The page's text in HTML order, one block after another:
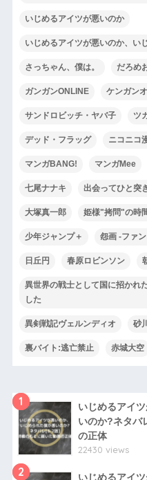
いじめるアイツが悪いのか
いじめるアイツが悪いのか、い
さっちゃん、僕は。 だろめ
ガンガンONLINE ケンガン
サンドロビッチ・ヤバ子 ツ
デッド・フラッグ ニコニコ
マンガBANG! マンガMee
七尾ナナキ 出会ってひと突
大塚真一郎 姫様"拷問"の時
少年ジャンプ＋ 怨画 -ファ
日丘円 春原ロビンソン
異世界の戦士として国に招かれ
した
異剣戦記ヴェルンディオ 砂
裏バイト:逃亡禁止 赤城大空
1
いじめるアイ
いのか?ネタバ
の正体
22430 views
2
いじめるアイ